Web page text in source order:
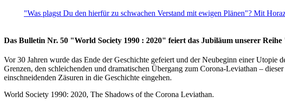
"Was plagst Du den hierfür zu schwachen Verstand mit ewigen Plänen"? Mit
Das Bulletin Nr. 50 "World Society 1990 : 2020" feiert das Jubiläum unserer
Vor 30 Jahren wurde das Ende der Geschichte gefeiert und der Neubeginn einer
Grenzen, den schleichenden und dramatischen Übergang zum Corona-Leviathan –
einschneidenden Zäsuren in die Geschichte eingehen.
World Society 1990: 2020, The Shadows of the Corona Leviathan.